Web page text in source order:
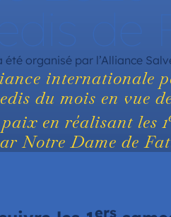
de
été organisé par l’Alliance
internationale
du mois en vue
en réalisant les 1
Notre Dame de
ers